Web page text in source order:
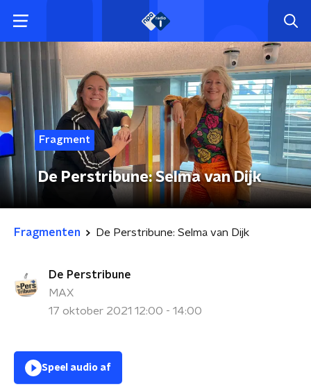
Fragment
De Perstribune: Selma van Dijk
Fragmenten De Perstribune: Selma van Dijk
De Perstribune
MAX
17 oktober 2021 12:00 - 14:00
Speel audio af